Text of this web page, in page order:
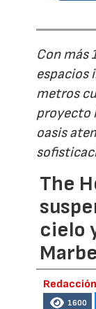
Con más
espacios
metros
proyecto
oasis
The
cielo
1600